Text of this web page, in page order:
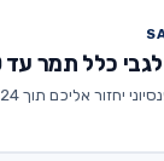
כלל תמר עד 50
יחזור אליכם תוך 24 שעות.